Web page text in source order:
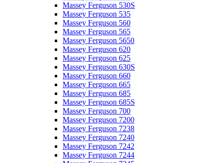
Massey Ferguson 530S
Massey Ferguson 535
Massey Ferguson 560
Massey Ferguson 565
Massey Ferguson 5650
Massey Ferguson 620
Massey Ferguson 625
Massey Ferguson 630S
Massey Ferguson 660
Massey Ferguson 665
Massey Ferguson 685
Massey Ferguson 685S
Massey Ferguson 700
Massey Ferguson 7200
Massey Ferguson 7238
Massey Ferguson 7240
Massey Ferguson 7242
Massey Ferguson 7244